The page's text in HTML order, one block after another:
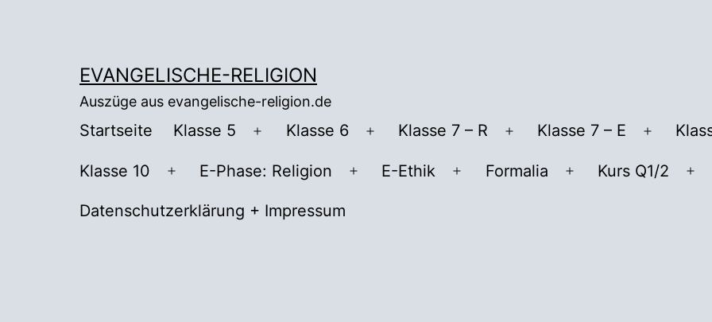
EVANGELISCHE-RELIGION
Auszüge aus evangelische-religion.de
Startseite Klasse 5
Menü
öffnen
Klasse 6
Menü
öffnen
Klasse 7 – R
Menü
öffnen
Klasse 7 – E
Menü
öffnen
Klasse 10
Menü
öffnen
E-Phase: Religion
Menü
E-Ethik
Menü
Formalia
Menü
Kurs Q1/2
Datenschutzerklärung + Impressum